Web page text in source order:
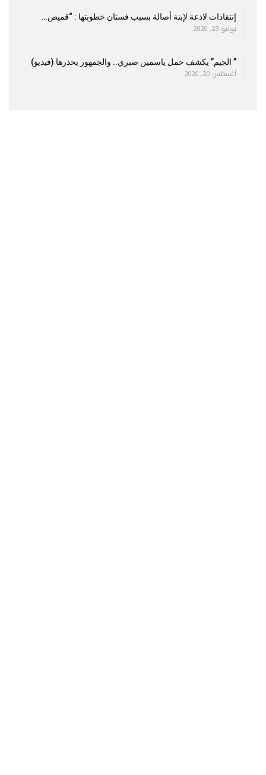
إنتقادات لاذعة لإبنة أصالة بسبب فستان خطوبتها : “قميص…
يوليو 23, 2020
” الجيم” يكشف حمل ياسمين صبري.. والجمهور يحذرها (فيديو)
أغسطس 20, 2020